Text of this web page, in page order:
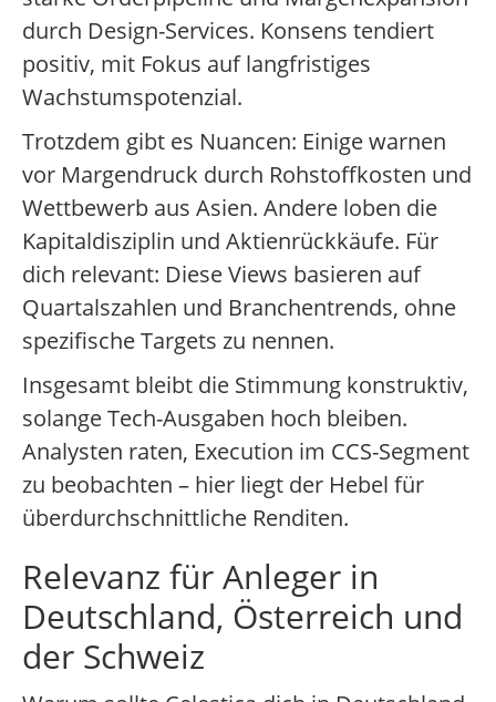
durch Design-Services. Konsens tendiert
positiv, mit Fokus auf langfristiges
Wachstumspotenzial.
Trotzdem gibt es Nuancen: Einige warnen
vor Margendruck durch Rohstoffkosten und
Wettbewerb aus Asien. Andere loben die
Kapitaldisziplin und Aktienrückkäufe. Für
dich relevant: Diese Views basieren auf
Quartalszahlen und Branchentrends, ohne
spezifische Targets zu nennen.
Insgesamt bleibt die Stimmung konstruktiv,
solange Tech-Ausgaben hoch bleiben.
Analysten raten, Execution im CCS-Segment
zu beobachten – hier liegt der Hebel für
überdurchschnittliche Renditen.
Relevanz für Anleger in
Deutschland, Österreich und
der Schweiz